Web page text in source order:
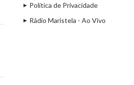
Política de Privacidade
Rádio Maristela - Ao Vivo